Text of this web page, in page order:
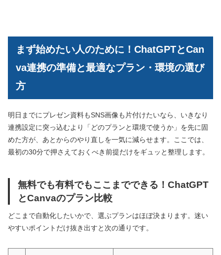
まず始めたい人のために！ChatGPTとCan
va連携の準備と最適なプラン・環境の選び
方
明日までにプレゼン資料もSNS画像も片付けたいなら、いきなり
連携設定に突っ込むより「どのプランと環境で使うか」を先に固
めた方が、あとからのやり直しを一気に減らせます。ここでは、
最初の30分で押さえておくべき前提だけをギュッと整理します。
無料でも有料でもここまでできる！ChatGPT
とCanvaのプラン比較
どこまで自動化したいかで、選ぶプランはほぼ決まります。迷い
やすいポイントだけ抜き出すと次の通りです。